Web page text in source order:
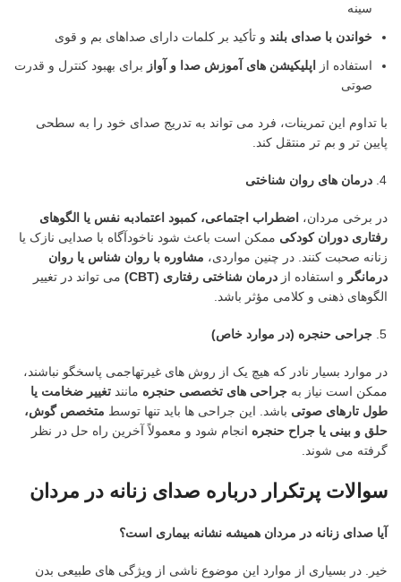
سینه
خواندن با صدای بلند و تأکید بر کلمات دارای صداهای بم و قوی
استفاده از
اپلیکیشن های آموزش صدا و آواز برای بهبود کنترل و قدرت
صوتی
با تداوم این تمرینات، فرد می تواند به تدریج صدای خود را به سطحی
پایین تر و بم تر منتقل کند.
درمان های روان شناختی
در برخی مردان، اضطراب اجتماعی، کمبود اعتمادبه نفس یا الگوهای
رفتاری دوران کودکی ممکن است باعث شود ناخودآگاه با صدایی نازک یا
زنانه صحبت کنند. در چنین مواردی، مشاوره با روان شناس یا روان
درمانگر و استفاده از درمان شناختی رفتاری (CBT)
می تواند در تغییر
الگوهای ذهنی و کلامی مؤثر باشد.
جراحی حنجره (در موارد خاص)
در موارد بسیار نادر که هیچ یک از روش های غیرتهاجمی پاسخگو نباشند،
ممکن است نیاز به جراحی های تخصصی حنجره مانند تغییر ضخامت یا
طول تارهای صوتی باشد. این جراحی ها باید تنها توسط متخصص گوش،
حلق و بینی یا جراح حنجره انجام شود و معمولاً آخرین راه حل در نظر
گرفته می شوند.
سوالات پرتکرار درباره صدای زنانه در مردان
آیا صدای زنانه در مردان همیشه نشانه بیماری است؟
خیر. در بسیاری از موارد این موضوع ناشی از ویژگی های طبیعی بدن